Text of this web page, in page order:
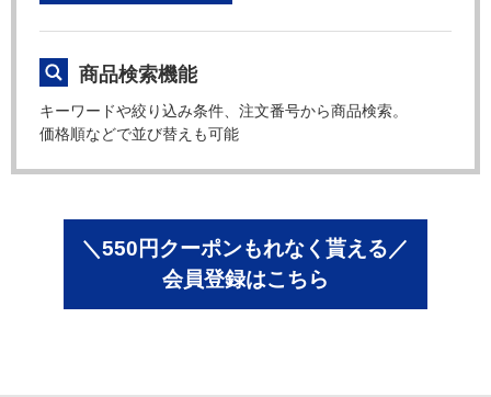
商品検索機能
キーワードや絞り込み条件、注文番号から商品検索。
価格順などで並び替えも可能
＼550円クーポンもれなく貰える／
会員登録はこちら